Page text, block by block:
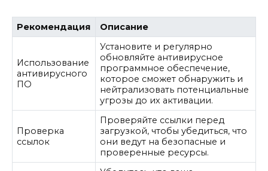
Рекомендация Описание
Использование
антивирусного
ПО
Установите и регулярно
обновляйте антивирусное
программное обеспечение,
которое сможет обнаружить и
нейтрализовать потенциальные
угрозы до их активации.
Проверка
ссылок
Проверяйте ссылки перед
загрузкой, чтобы убедиться, что
они ведут на безопасные и
проверенные ресурсы.